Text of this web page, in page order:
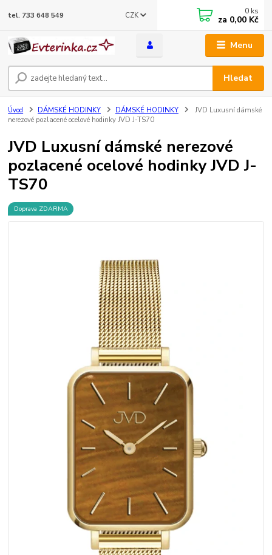
Menu
CZK
Hledat
tel. 733 648 549 0 ks
za 0,00 Kč
Úvod DÁMSKÉ HODINKY DÁMSKÉ HODINKY
JVD Luxusní dámské
nerezové pozlacené ocelové hodinky JVD J-TS70
JVD Luxusní dámské nerezové
pozlacené ocelové hodinky JVD J-
TS70
Doprava ZDARMA